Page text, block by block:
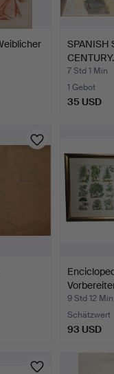
SPANISH
7 Std 1 Min
1 Gebot
35 USD
9 Std 12 Min
Schätzwert
93 USD